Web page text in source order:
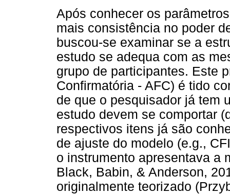
Após conhecer os
mais consistência no poder
buscou-se examinar se a
estudo se adequa com as
grupo de participantes. Este
Confirmatória - AFC) é tido
de que o pesquisador já tem
estudo devem se comportar
respectivos itens já são
de ajuste do modelo (e.g.,
o instrumento apresentava a
Black, Babin, & Anderson,
originalmente teorizado